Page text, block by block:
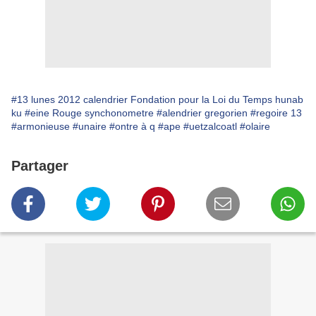
#13 lunes 2012 calendrier Fondation pour la Loi du Temps hunab
ku #eine Rouge synchonometre #alendrier gregorien #regoire 13
#armonieuse #unaire #ontre à q #ape #uetzalcoatl #olaire
Partager